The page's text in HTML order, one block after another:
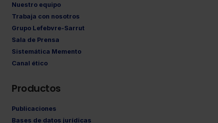
Nuestro equipo
Trabaja con nosotros
Grupo Lefebvre-Sarrut
Sala de Prensa
Sistemática Memento
Canal ético
Productos
Publicaciones
Bases de datos jurídicas